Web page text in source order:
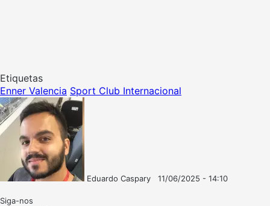
Etiquetas
Enner Valencia Sport Club Internacional
Eduardo Caspary
11/06/2025 - 14:10
Siga-nos